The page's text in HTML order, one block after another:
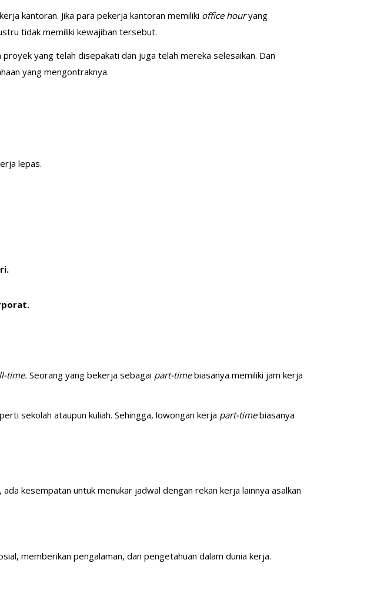
kantoran. Jika para pekerja kantoran memiliki office houryang
tidak memiliki kewajiban tersebut.
yang telah disepakati dan juga telah mereka selesaikan. Dan
yang mengontraknya.
lepas.
time. Seorang yang bekerja sebagai part-timebiasanya memiliki jam kerja
sekolah ataupun kuliah. Sehingga, lowongan kerja part-timebiasanya
kesempatan untuk menukar jadwal dengan rekan kerja lainnya asalkan
memberikan pengalaman, dan pengetahuan dalam dunia kerja.